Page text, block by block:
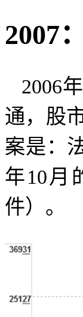
2007：
2006年
通，股
案是：
年10月
件）。